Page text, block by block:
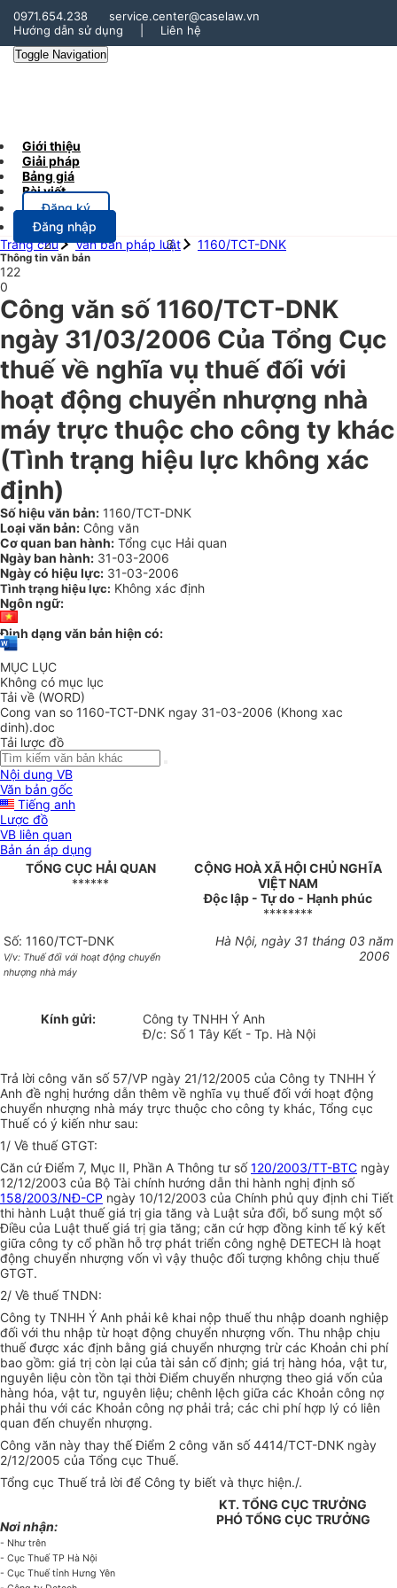
0971.654.238
service.center@caselaw.vn
Hướng dẫn sử dụng
Liên hệ
Toggle Navigation
Giới thiệu
Giải pháp
Bảng giá
Bài viết
Đăng ký
Đăng nhập
Trang chủ
Văn bản pháp luật 1160/TCT-DNK
Thông tin văn bản
122
0
Công văn số 1160/TCT-DNK
ngày 31/03/2006 Của Tổng Cục
thuế về nghĩa vụ thuế đối với
hoạt động chuyển nhượng nhà
máy trực thuộc cho công ty khác
(Tình trạng hiệu lực không xác
định)
Số hiệu văn bản: 1160/TCT-DNK
Loại văn bản: Công văn
Cơ quan ban hành: Tổng cục Hải quan
Ngày ban hành: 31-03-2006
Ngày có hiệu lực: 31-03-2006
Tình trạng hiệu lực: Không xác định
Ngôn ngữ:
Định dạng văn bản hiện có:
MỤC LỤC
Không có mục lục
Tải về (WORD)
Cong van so 1160-TCT-DNK ngay 31-03-2006 (Khong xac
dinh).doc
Tải lược đồ
Nội dung VB
Văn bản gốc
Tiếng anh
Lược đồ
VB liên quan
Bản án áp dụng
TỔNG CỤC HẢI QUAN
******
CỘNG HOÀ XÃ HỘI CHỦ NGHĨA
VIỆT NAM
Độc lập - Tự do - Hạnh phúc
********
Số: 1160/TCT-DNK
V/v: Thuế đối với hoạt động chuyển
nhượng nhà máy
Hà Nội, ngày 31 tháng 03 năm
2006
Kính gửi:
Công ty TNHH Ý Anh
Đ/c: Số 1 Tây Kết - Tp. Hà Nội
Trả lời công văn số 57/VP ngày 21/12/2005 của Công ty TNHH Ý
Anh đề nghị hướng dẫn thêm về nghĩa vụ thuế đối với hoạt động
chuyển nhượng nhà máy trực thuộc cho công ty khác, Tổng cục
Thuế có ý kiến như sau:
1/ Về thuế GTGT:
Căn cứ Điểm 7, Mục II, Phần A Thông tư số120/2003/TT-BTC ngày
12/12/2003 của Bộ Tài chính hướng dẫn thi hành nghị định số
158/2003/NĐ-CP ngày 10/12/2003 của Chính phủ quy định chi Tiết
thi hành Luật thuế giá trị gia tăng và Luật sửa đổi, bổ sung một số
Điều của Luật thuế giá trị gia tăng; căn cứ hợp đồng kinh tế ký kết
giữa công ty cổ phần hỗ trợ phát triển công nghệ DETECH là hoạt
động chuyển nhượng vốn vì vậy thuộc đối tượng không chịu thuế
GTGT.
2/ Về thuế TNDN:
Công ty TNHH Ý Anh phải kê khai nộp thuế thu nhập doanh nghiệp
đối với thu nhập từ hoạt động chuyển nhượng vốn. Thu nhập chịu
thuế được xác định bằng giá chuyển nhượng trừ các Khoản chi phí
bao gồm: giá trị còn lại của tài sản cố định; giá trị hàng hóa, vật tư,
nguyên liệu còn tồn tại thời Điểm chuyển nhượng theo giá vốn của
hàng hóa, vật tư, nguyên liệu; chênh lệch giữa các Khoản công nợ
phải thu với các Khoản công nợ phải trả; các chi phí hợp lý có liên
quan đến chuyển nhượng.
Công văn này thay thế Điểm 2 công văn số 4414/TCT-DNK ngày
2/12/2005 của Tổng cục Thuế.
Tổng cục Thuế trả lời để Công ty biết và thực hiện./.
Nơi nhận:
- Như trên
- Cục Thuế TP Hà Nội
- Cục Thuế tỉnh Hưng Yên
KT. TỔNG CỤC TRƯỞNG
PHÓ TỔNG CỤC TRƯỞNG